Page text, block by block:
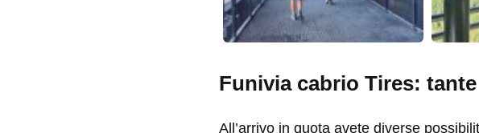
Funivia cabrio Tires:
All’arrivo in quota avete diverse